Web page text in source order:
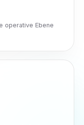
Content-
Briefs